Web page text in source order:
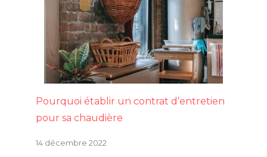
Pourquoi établir un contrat d’entretien
pour sa chaudière
14 décembre 2022